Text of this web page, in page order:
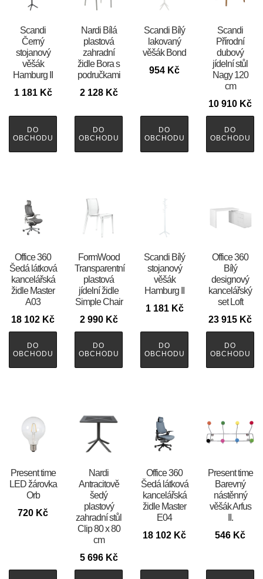
Scandi
Černý
stojanový
věšák
Hamburg II
1 181 Kč
DO
OBCHODU
Nardi Bílá
plastová
zahradní
židle Bora s
područkami
2 128 Kč
DO
OBCHODU
Scandi Bílý
lakovaný
věšák Bond
954 Kč
DO
OBCHODU
Scandi
Přírodní
dubový
jídelní stůl
Nagy 120
cm
10 910 Kč
DO
OBCHODU
Office 360
Šedá látková
kancelářská
židle Master
A03
18 102 Kč
DO
OBCHODU
FormWood
Transparentní
plastová
jídelní židle
Simple Chair
2 990 Kč
DO
OBCHODU
Scandi Bílý
stojanový
věšák
Hamburg II
1 181 Kč
DO
OBCHODU
Office 360
Bílý
designový
kancelářský
set Loft
23 915 Kč
DO
OBCHODU
Present time
LED žárovka
Orb
720 Kč
Nardi
Antracitově
šedý
plastový
zahradní stůl
Clip 80 x 80
cm
5 696 Kč
Office 360
Šedá látková
kancelářská
židle Master
E04
18 102 Kč
Present time
Barevný
nástěnný
věšák Arfus
II.
546 Kč